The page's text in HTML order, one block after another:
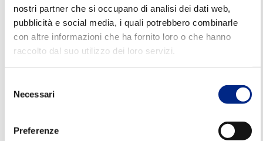
nostri partner che si occupano di analisi dei dati web,
pubblicità e social media, i quali potrebbero combinarle
con altre informazioni che ha fornito loro o che hanno
raccolto dal suo utilizzo dei loro servizi.
delNecessari
Preferenze